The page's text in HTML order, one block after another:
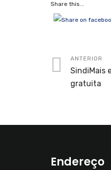
Share this...
ANTERIOR
SindiMais
gratuita
Endereço